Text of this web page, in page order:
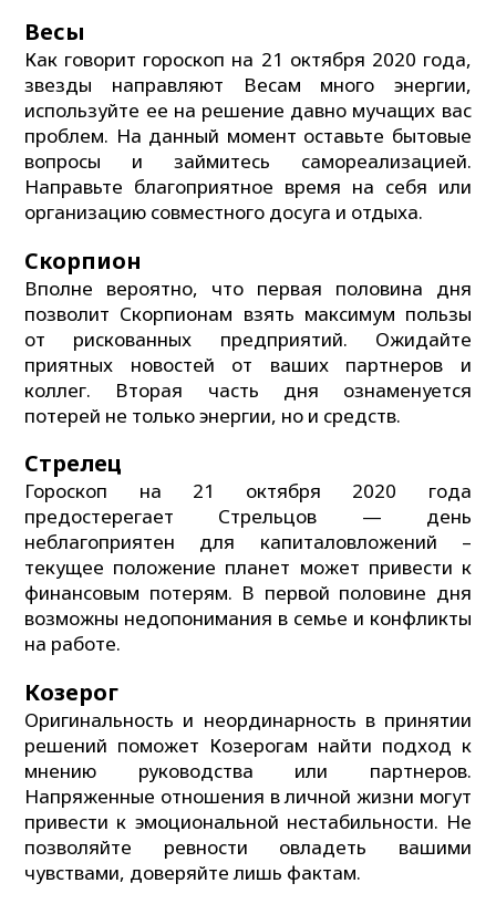
Весы
Как говорит гороскоп на 21 октября 2020 года,
звезды направляют Весам много энергии,
используйте ее на решение давно мучащих вас
проблем. На данный момент оставьте бытовые
вопросы и займитесь самореализацией.
Направьте благоприятное время на себя или
организацию совместного досуга и отдыха.
Скорпион
Вполне вероятно, что первая половина дня
позволит Скорпионам взять максимум пользы
от рискованных предприятий. Ожидайте
приятных новостей от ваших партнеров и
коллег. Вторая часть дня ознаменуется
потерей не только энергии, но и средств.
Стрелец
Гороскоп на 21 октября 2020 года
предостерегает Стрельцов — день
неблагоприятен для капиталовложений –
текущее положение планет может привести к
финансовым потерям. В первой половине дня
возможны недопонимания в семье и конфликты
на работе.
Козерог
Оригинальность и неординарность в принятии
решений поможет Козерогам найти подход к
мнению руководства или партнеров.
Напряженные отношения в личной жизни могут
привести к эмоциональной нестабильности. Не
позволяйте ревности овладеть вашими
чувствами, доверяйте лишь фактам.